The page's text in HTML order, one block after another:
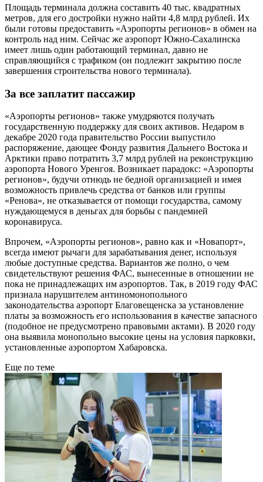
Площадь терминала должна составить 40 тыс. квадратных
метров, для его достройки нужно найти 4,8 млрд рублей. Их
были готовы предоставить «Аэропорты регионов» в обмен на
контроль над ним. Сейчас же аэропорт Южно-Сахалинска
имеет лишь один работающий терминал, давно не
справляющийся с трафиком (он подлежит закрытию после
завершения строительства нового терминала).
За все заплатит пассажир
«Аэропорты регионов» также умудряются получать
государственную поддержку для своих активов. Недаром в
декабре 2020 года правительство России выпустило
распоряжение, дающее Фонду развития Дальнего Востока и
Арктики право потратить 3,7 млрд рублей на реконструкцию
аэропорта Нового Уренгоя. Возникает парадокс: «Аэропорты
регионов», будучи отнюдь не бедной организацией и имея
возможность привлечь средства от банков или группы
«Ренова», не отказывается от помощи государства, самому
нуждающемуся в деньгах для борьбы с пандемией
коронавируса.
Впрочем, «Аэропорты регионов», равно как и «Новапорт»,
всегда имеют рычаги для зарабатывания денег, используя
любые доступные средства. Вариантов же полно, о чем
свидетельствуют решения ФАС, вынесенные в отношении не
пока не принадлежащих им аэропортов. Так, в 2019 году ФАС
признала нарушителем антиномонопольного
законодательства аэропорт Благовещенска за установление
платы за возможность его использования в качестве запасного
(подобное не предусмотрено правовыми актами). В 2020 году
она выявила монопольно высокие цены на условия парковки,
установленные аэропортом Хабаровска.
Еще по теме